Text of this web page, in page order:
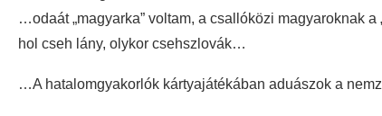
…odaát „magyarka” voltam, a csallóközi magyaroknak
hol cseh lány, olykor csehszlovák…
…A hatalomgyakorlók kártyajátékában aduászok a